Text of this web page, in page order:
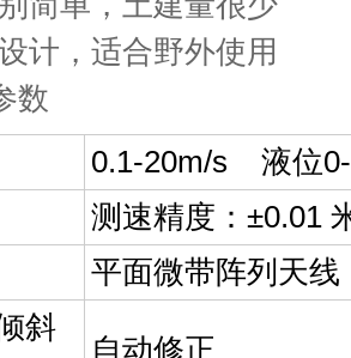
计，适合野外使用
数
0.1-20m/s 液
测速精度：±0.01
平面微带阵列天线
斜
自动修正